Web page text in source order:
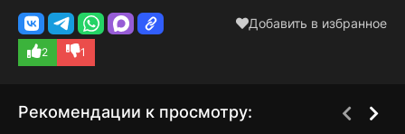
Добавить в избранное
2 1
Рекомендации к просмотру: